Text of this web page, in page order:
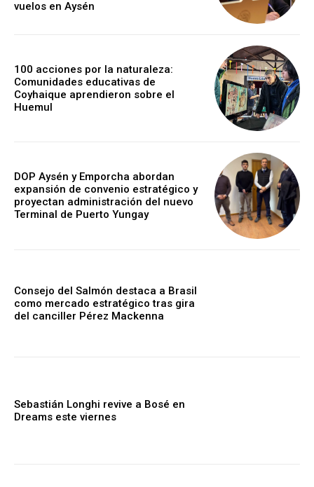
vuelos en Aysén
100 acciones por la naturaleza:
Comunidades educativas de
Coyhaique aprendieron sobre el
Huemul
DOP Aysén y Emporcha abordan
expansión de convenio estratégico y
proyectan administración del nuevo
Terminal de Puerto Yungay
Consejo del Salmón destaca a Brasil
como mercado estratégico tras gira
del canciller Pérez Mackenna
Sebastián Longhi revive a Bosé en
Dreams este viernes